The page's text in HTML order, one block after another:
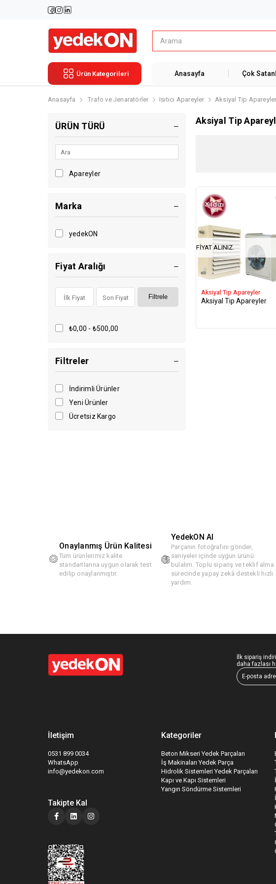
Ürün Kategorileri Anasayfa Çok
Anasayfa Trafo ve Jenaratörler Isıtıcı Apareyler Aksiyal Tip Apareyler
ÜRÜN TÜRÜ
Apareyler
Marka
yedekON
Fiyat Aralığı
Filtrele
₺0,00 - ₺500,00
Filtreler
İndirimli Ürünler
Yeni Ürünler
Ücretsiz Kargo
Aksiyal Tip
Aksiyal Tip Apareyler
Aksiyal Tip Apareyler
FIYAT ALINIZ.
Onaylanmış Ürün Kalitesi
Tüm ürünlerimiz kalite
standartlarına uygun olarak test
edilip onaylanmıştır.
YedekON AI
Parçanın fotoğrafını gönder,
saniyeler içinde uygun ürünü
bulalım. Toplu sipariş ve teklif alma
sürecinde yapay zekâ destekli hızlı
yardım.
İlk sipariş
daha fazlası
İletişim
0531 899 0034
WhatsApp
info@yedekon.com
Takipte Kal
Kategoriler
Beton Mikseri Yedek Parçaları
İş Makinaları Yedek Parça
Hidrolik Sistemleri Yedek Parçaları
Kapı ve Kapı Sistemleri
Yangın Söndürme Sistemleri